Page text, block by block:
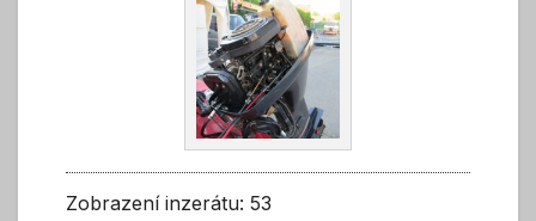
Zobrazení inzerátu: 53